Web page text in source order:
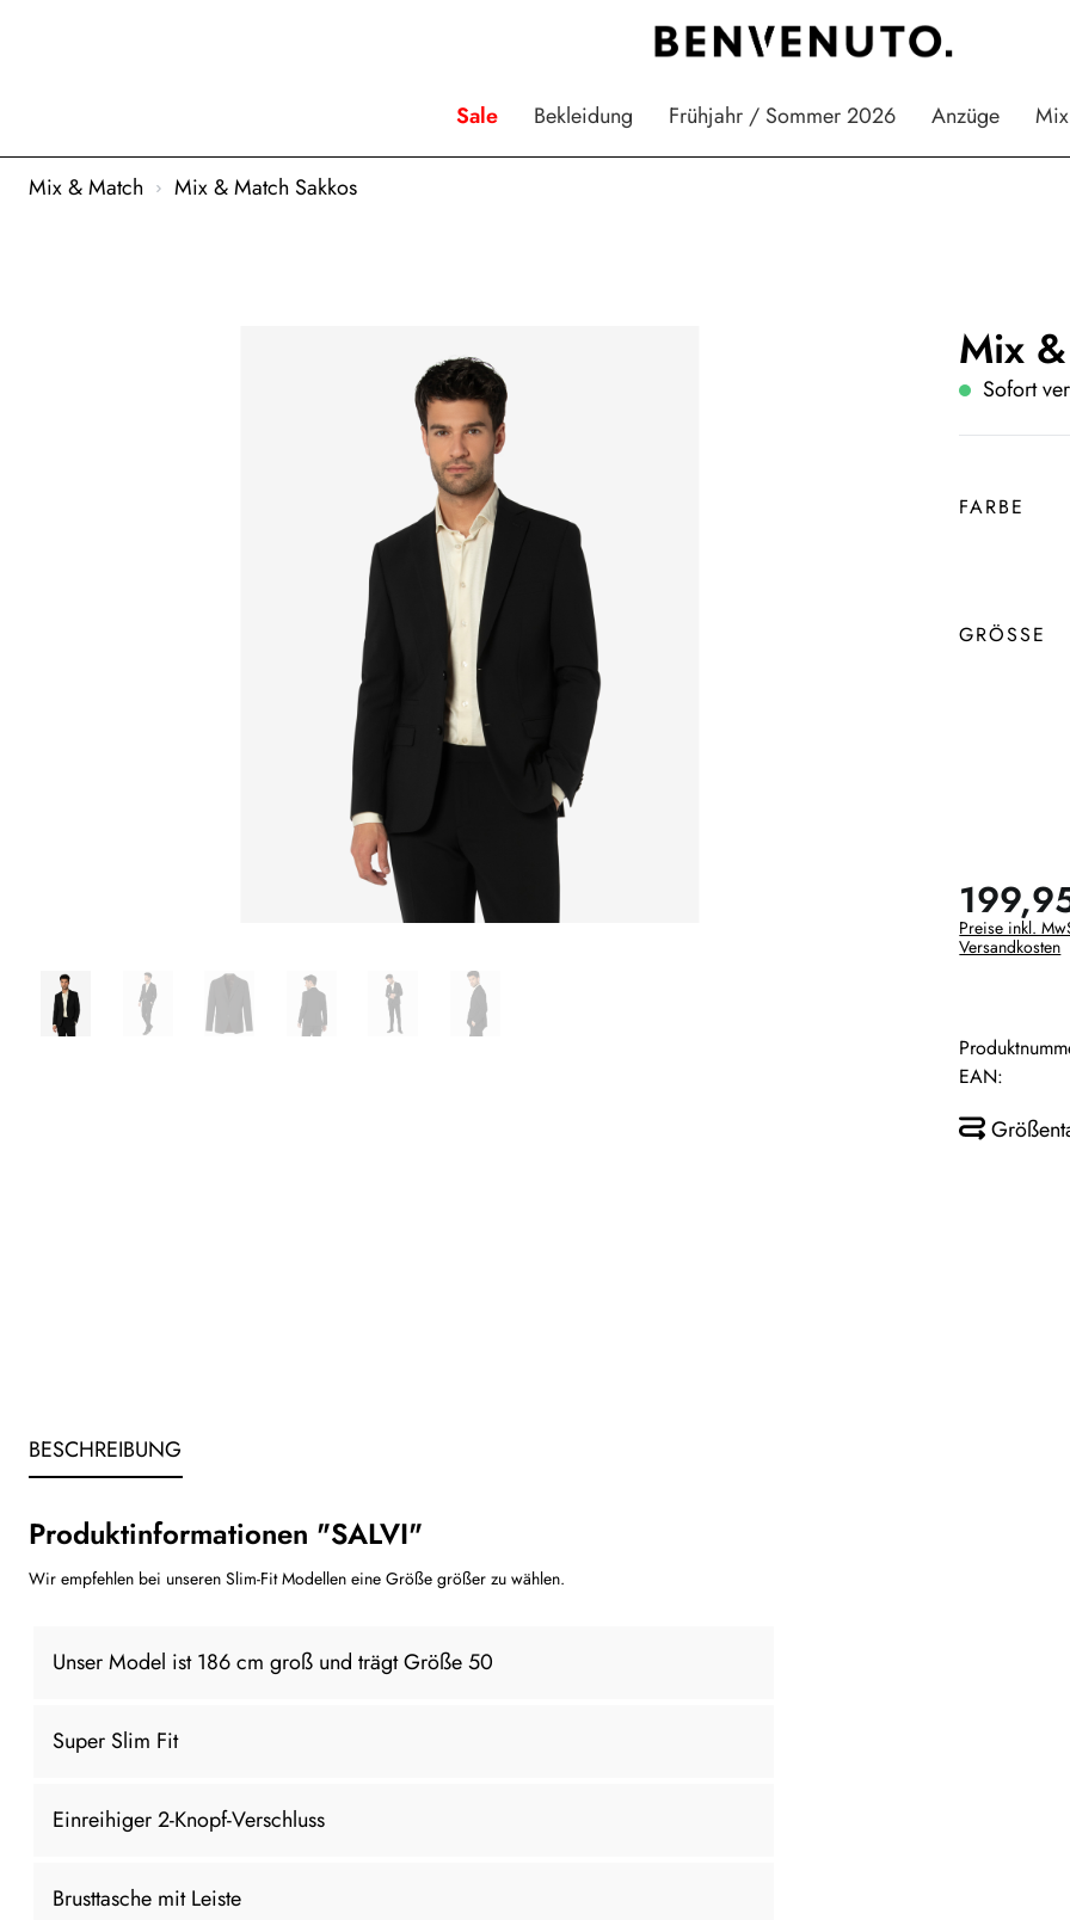
Sale Bekleidung Frühjahr / Sommer 2026 Anzüge
Mix & Match Mix & Match Sakkos
Mix
Sofort
FARBE
GRÖSSE
Preise inkl.
Versandkosten
EAN:
BESCHREIBUNG
Produktinformationen "SALVI"
Wir empfehlen bei unseren Slim-Fit Modellen eine Größe größer zu wählen.
Unser Model ist 186 cm groß und trägt Größe 50
Super Slim Fit
Einreihiger 2-Knopf-Verschluss
Brusttasche mit Leiste